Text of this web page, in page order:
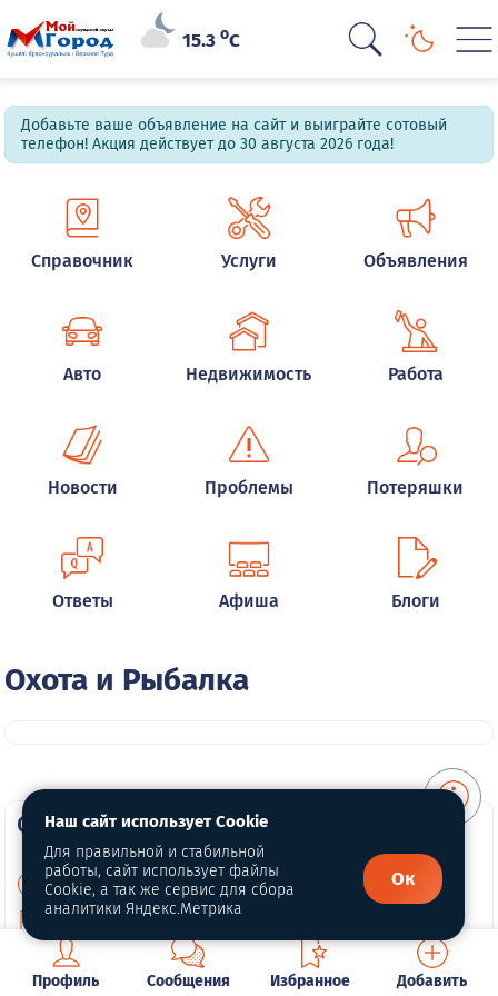
15.3oC
Добавьте ваше объявление на сайт и выиграйте сотовый
телефон! Акция действует до 30 августа 2026 года!
Справочник Услуги Объявления
Авто Недвижимость Работа
Новости Проблемы Потеряшки
Ответы Афиша Блоги
Охота и Рыбалка
О портале
О нас
Политика конфиденциальности
Публичная оферта
Профиль Сообщения Избранное Добавить
Наш сайт использует Cookie
Для правильной и стабильной
работы, сайт использует файлы
Cookie, а так же сервис для сбора
аналитики Яндекс.Метрика
Ок